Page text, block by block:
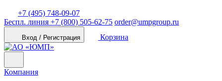
+7 (495) 748-09-07
Беспл. линия +7 (800) 505-62-75 order@umpgroup.ru
Вход / Регистрация Корзина
Компания